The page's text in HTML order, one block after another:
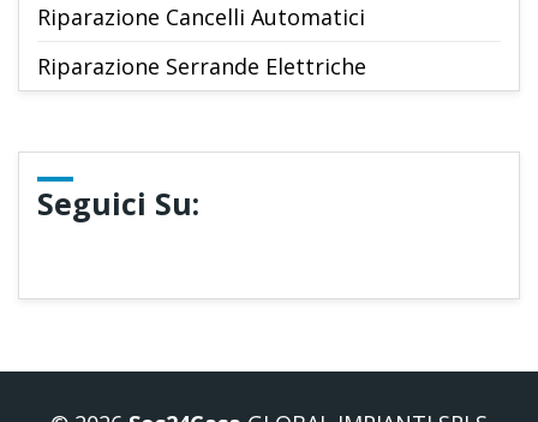
Riparazione Cancelli Automatici
Riparazione Serrande Elettriche
Seguici Su: